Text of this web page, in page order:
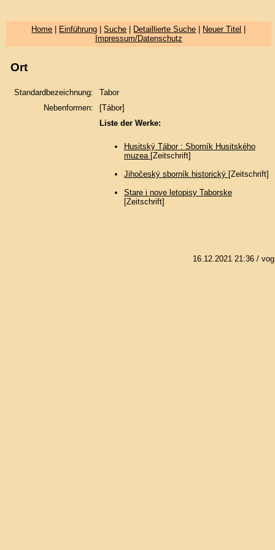
Home Einführung |Suche Detaillierte Suche Neuer Titel
Impressum/Datenschutz
Ort
Standardbezeichnung:
Tabor
Nebenformen:
[Tábor]
Liste der Werke:
Husitský Tábor : Sborník Husitského
muzea [Zeitschrift]
Jihočeský sborník historický [Zeitschrift]
Stare i nove letopisy Taborske
[Zeitschrift]
16.12.2021 21:36/ vog